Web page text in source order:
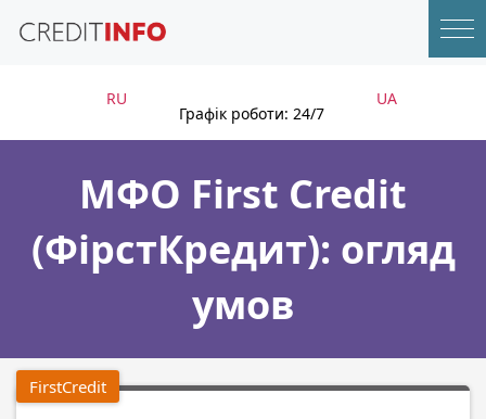
RU UA
Графік роботи: 24/7
МФО First Credit
(ФірстКредит): огляд
умов
FirstCredit